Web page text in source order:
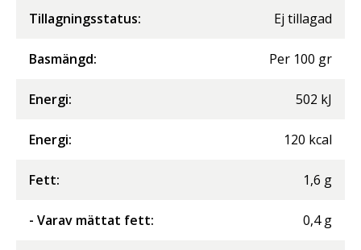
Tillagningsstatus: Ej tillagad
Basmängd: Per 100 gr
Energi: 502 kJ
Energi: 120 kcal
Fett: 1,6 g
- Varav mättat fett: 0,4 g